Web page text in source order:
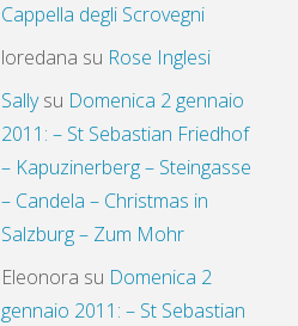
Cappella degli Scrovegni
loredana su Rose Inglesi
Sallysu Domenica 2 gennaio
2011: – St Sebastian Friedhof
– Kapuzinerberg – Steingasse
– Candela – Christmas in
Salzburg – Zum Mohr
Eleonora su Domenica 2
gennaio 2011: – St Sebastian